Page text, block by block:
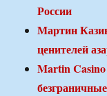
России
Мартин
ценителей
Martin